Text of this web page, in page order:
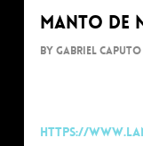
Manto de
ByGabriel Caputo
https://